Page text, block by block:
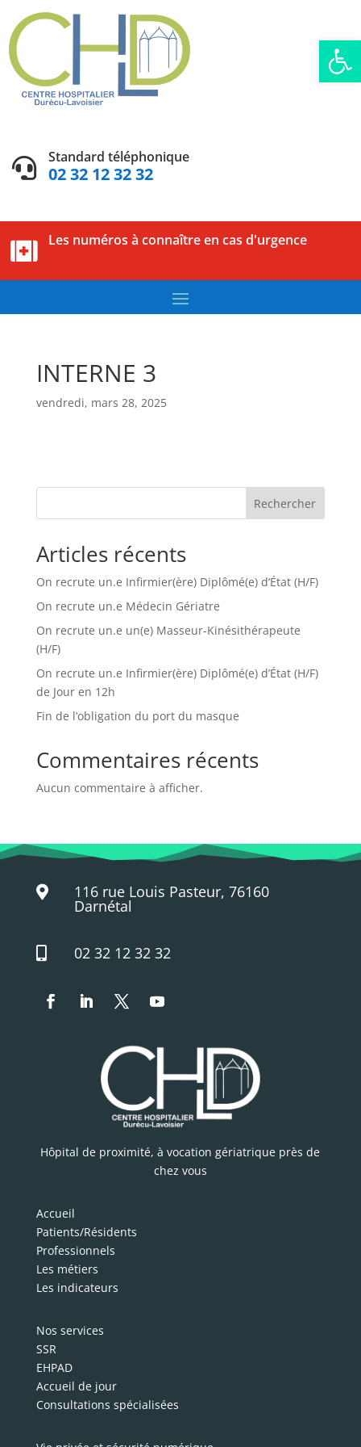
Ouvrir
 Standard téléphonique
02 32 12 32 32
 Les numéros à connaître en cas d'urgence
INTERNE 3
vendredi, mars 28, 2025
Rechercher
Articles récents
On recrute un.e Infirmier(ère) Diplômé(e) d’État (H/F)
On recrute un.e Médecin Gériatre
On recrute un.e un(e) Masseur-Kinésithérapeute
(H/F)
On recrute un.e Infirmier(ère) Diplômé(e) d’État (H/F)
de Jour en 12h
Fin de l’obligation du port du masque
Commentaires récents
Aucun commentaire à afficher.
 116 rue Louis Pasteur, 76160
Darnétal
 02 32 12 32 32
Hôpital de proximité, à vocation gériatrique près de
chez vous
Accueil
Patients/Résidents
Professionnels
Les métiers
Les indicateurs
Nos services
SSR
EHPAD
Accueil de jour
Consultations spécialisées